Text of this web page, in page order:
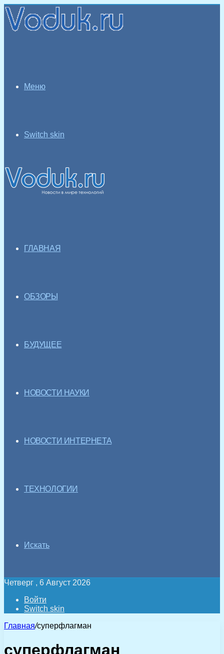
Меню
Switch skin
ГЛАВНАЯ
ОБЗОРЫ
БУДУЩЕЕ
НОВОСТИ НАУКИ
НОВОСТИ ИНТЕРНЕТА
ТЕХНОЛОГИИ
Искать
Четверг , 6 Август 2026
Войти
Switch skin
Главная/суперфлагман
суперфлагман